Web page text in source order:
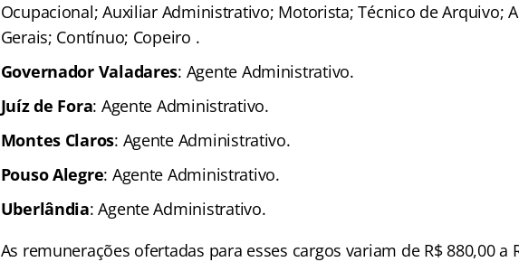
Ocupacional; Auxiliar Administrativo; Motorista; Técnico de Arquivo;
Gerais; Contínuo; Copeiro .
Governador Valadares: Agente Administrativo.
Juíz de Fora: Agente Administrativo.
Montes Claros: Agente Administrativo.
Pouso Alegre: Agente Administrativo.
Uberlândia: Agente Administrativo.
As remunerações ofertadas para esses cargos variam de R$ 880,00 a